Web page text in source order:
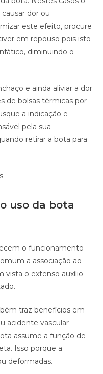
dor ou
este efeito, procure
em repouso pois isto
diminuindo o
e ainda aliviar a dor
de bolsas térmicas por
a indicação e
pela sua
retirar a bota para
uso da bota
o funcionamento
a associação ao
vista o extenso auxílio
traz benefícios em
acidente vascular
assume a função de
Isso porque a
deformadas.